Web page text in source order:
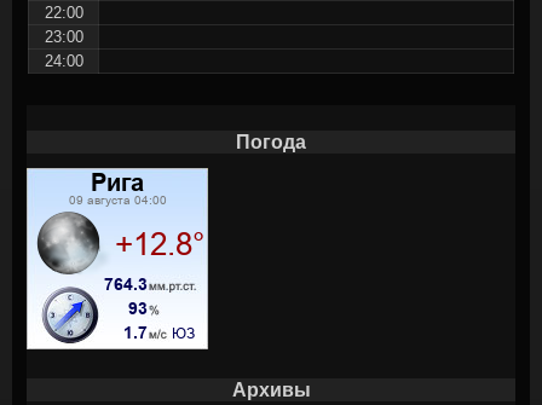
22:00
23:00
24:00
Погода
Архивы